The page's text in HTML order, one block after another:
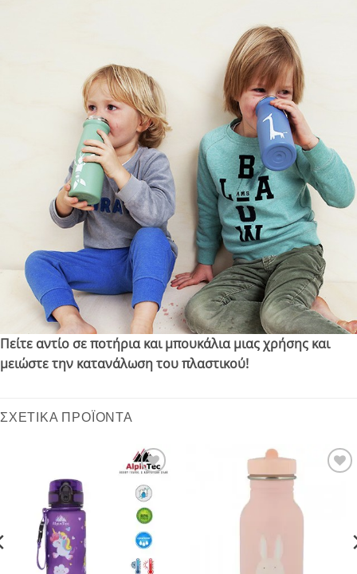
Πείτε αντίο σε ποτήρια και μπουκάλια μιας χρήσης και
μειώστε την κατανάλωση του πλαστικού!
ΣΧΕΤΙΚΆ ΠΡΟΪΌΝΤΑ
Add to
wishlist